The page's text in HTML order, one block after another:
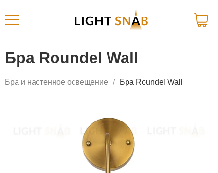
Бра Roundel Wall
Бра и настенное освещение Бра Roundel Wall